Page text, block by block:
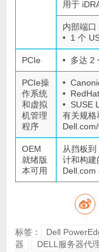
用于
内部端口
• 1 个
PCIe • 多达 2
PCIe操
作系统
和虚拟
机管理
程序
•
•
• SUSE
有关规格
Dell.com/
OEM
就绪版
本可用
从挡板
计和构建
Dell.com
标签： Dell
器
DELL服务器代